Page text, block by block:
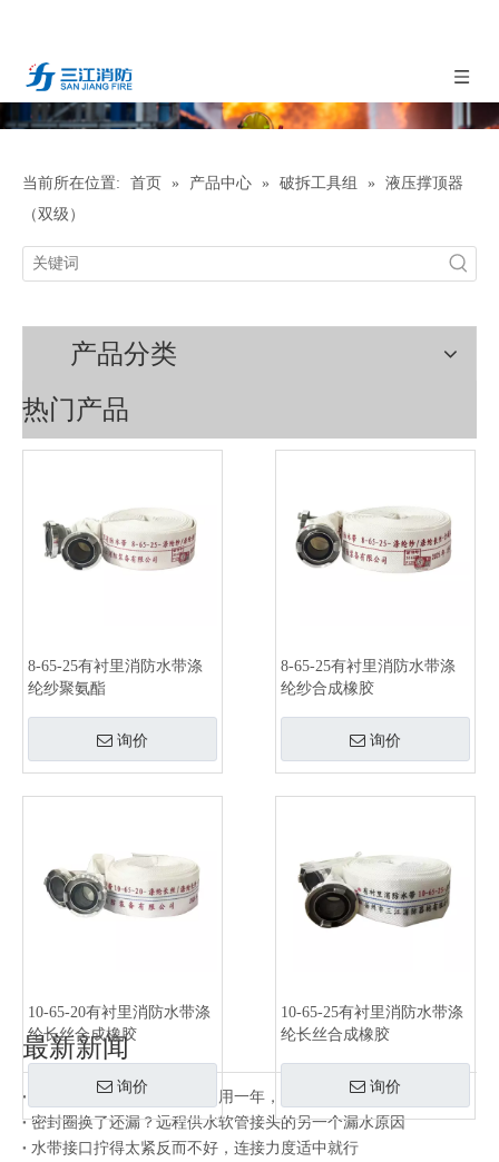
当前所在位置: 首页 » 产品中心 » 破拆工具组 »
液压撑顶器
（双级）
产品分类
热门产品
8-65-25有衬里消防水带涤
纶纱聚氨酯
询价
8-65-25有衬里消防水带涤
纶纱合成橡胶
询价
10-65-20有衬里消防水带涤
纶长丝合成橡胶
询价
10-65-25有衬里消防水带涤
纶长丝合成橡胶
询价
最新新闻
同一批水带有的用三年有的用一年，差别在存放方式
密封圈换了还漏？远程供水软管接头的另一个漏水原因
水带接口拧得太紧反而不好，连接力度适中就行